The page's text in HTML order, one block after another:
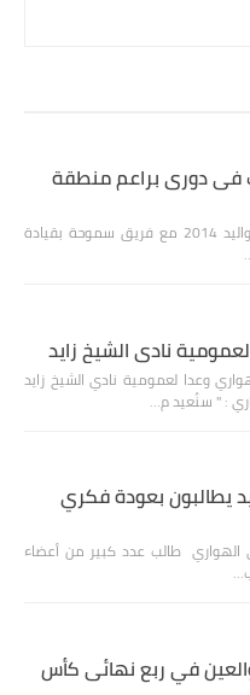
فى دورى براعم منطقة
كتب -مسعد مجاهد تعادل فريق الزمالك مواليد 2014 مع فريق سموحة بقيادة
نادي الشيخ زايد
وعدا لعمومية نادي الشيخ زايد
: " سنُعيد م…
يطالبون بعودة فكري
الهواري طالب عدد كبير من أعضاء
في ربع نهائى كأس